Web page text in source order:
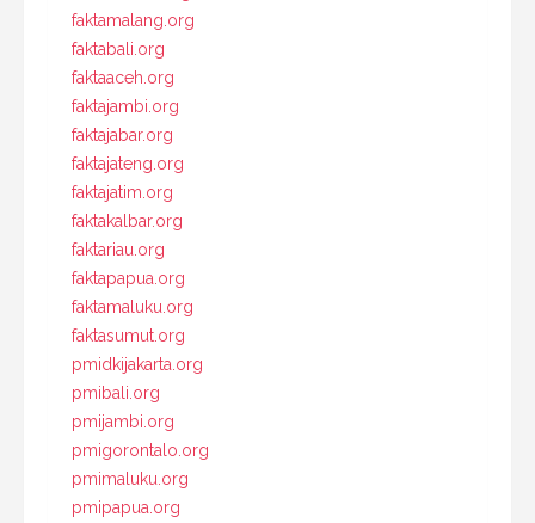
faktamalang.org
faktabali.org
faktaaceh.org
faktajambi.org
faktajabar.org
faktajateng.org
faktajatim.org
faktakalbar.org
faktariau.org
faktapapua.org
faktamaluku.org
faktasumut.org
pmidkijakarta.org
pmibali.org
pmijambi.org
pmigorontalo.org
pmimaluku.org
pmipapua.org